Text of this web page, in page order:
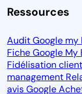
Ressources
Audit Google my
Fiche Google My
Fidélisation client
management
avis Google